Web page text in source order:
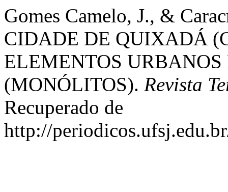
Gomes Camelo, J., &
CIDADE DE QUIXADÁ
ELEMENTOS
(MONÓLITOS). Revista
Recuperado de
http://